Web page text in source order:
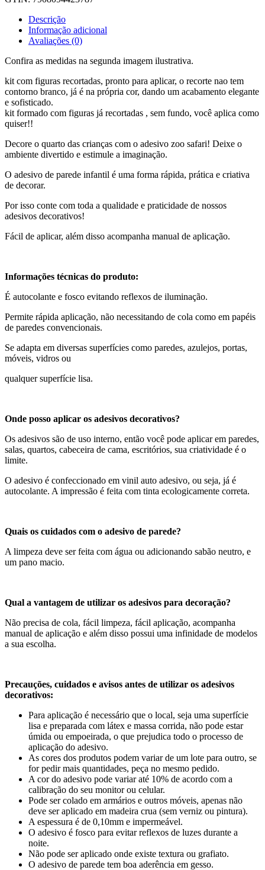
Descrição
Informação adicional
Avaliações (0)
Confira as medidas na segunda imagem ilustrativa.
kit com figuras recortadas, pronto para aplicar, o recorte nao tem
contorno branco, já é na própria cor, dando um acabamento elegante
e sofisticado.
kit formado com figuras já recortadas , sem fundo, você aplica como
quiser!!
Decore o quarto das crianças com o adesivo zoo safari! Deixe o
ambiente divertido e estimule a imaginação.
O adesivo de parede infantil é uma forma rápida, prática e criativa
de decorar.
Por isso conte com toda a qualidade e praticidade de nossos
adesivos decorativos!
Fácil de aplicar, além disso acompanha manual de aplicação.
Informações técnicas do produto:
É autocolante e fosco evitando reflexos de iluminação.
Permite rápida aplicação, não necessitando de cola como em papéis
de paredes convencionais.
Se adapta em diversas superfícies como paredes, azulejos, portas,
móveis, vidros ou
qualquer superfície lisa.
Onde posso aplicar os adesivos decorativos?
Os adesivos são de uso interno, então você pode aplicar em paredes,
salas, quartos, cabeceira de cama, escritórios, sua criatividade é o
limite.
O adesivo é confeccionado em vinil auto adesivo, ou seja, já é
autocolante. A impressão é feita com tinta ecologicamente correta.
Quais os cuidados com o adesivo de parede?
A limpeza deve ser feita com água ou adicionando sabão neutro, e
um pano macio.
Qual a vantagem de utilizar os adesivos para decoração?
Não precisa de cola, fácil limpeza, fácil aplicação, acompanha
manual de aplicação e além disso possui uma infinidade de modelos
a sua escolha.
Precauções, cuidados e avisos antes de utilizar os adesivos
decorativos:
Para aplicação é necessário que o local, seja uma superfície
lisa e preparada com látex e massa corrida, não pode estar
úmida ou empoeirada, o que prejudica todo o processo de
aplicação do adesivo.
As cores dos produtos podem variar de um lote para outro, se
for pedir mais quantidades, peça no mesmo pedido.
A cor do adesivo pode variar até 10% de acordo com a
calibração do seu monitor ou celular.
Pode ser colado em armários e outros móveis, apenas não
deve ser aplicado em madeira crua (sem verniz ou pintura).
A espessura é de 0,10mm e impermeável.
O adesivo é fosco para evitar reflexos de luzes durante a
noite.
Não pode ser aplicado onde existe textura ou grafiato.
O adesivo de parede tem boa aderência em gesso.